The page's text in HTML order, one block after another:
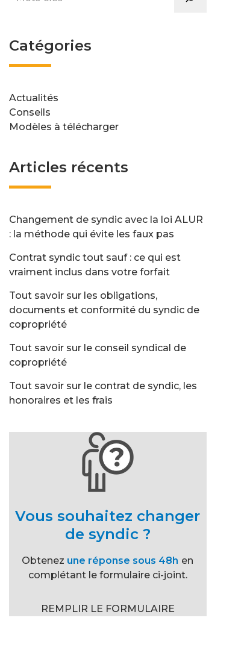
Catégories
Actualités
Conseils
Modèles à télécharger
Articles récents
Changement de syndic avec la loi ALUR
: la méthode qui évite les faux pas
Contrat syndic tout sauf : ce qui est
vraiment inclus dans votre forfait
Tout savoir sur les obligations,
documents et conformité du syndic de
copropriété
Tout savoir sur le conseil syndical de
copropriété
Tout savoir sur le contrat de syndic, les
honoraires et les frais
Vous souhaitez changer
de syndic ?
Obtenez une réponse sous 48h en
complétant le formulaire ci-joint.
REMPLIR LE FORMULAIRE